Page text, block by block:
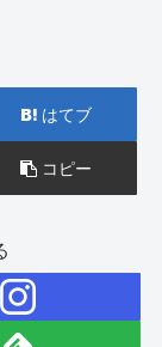
はてブ
コピー